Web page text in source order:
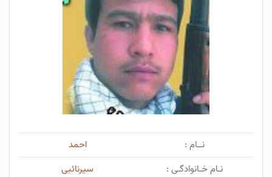
نــام :
احمد
نـام خـانوادگـی :
سیرنائبی